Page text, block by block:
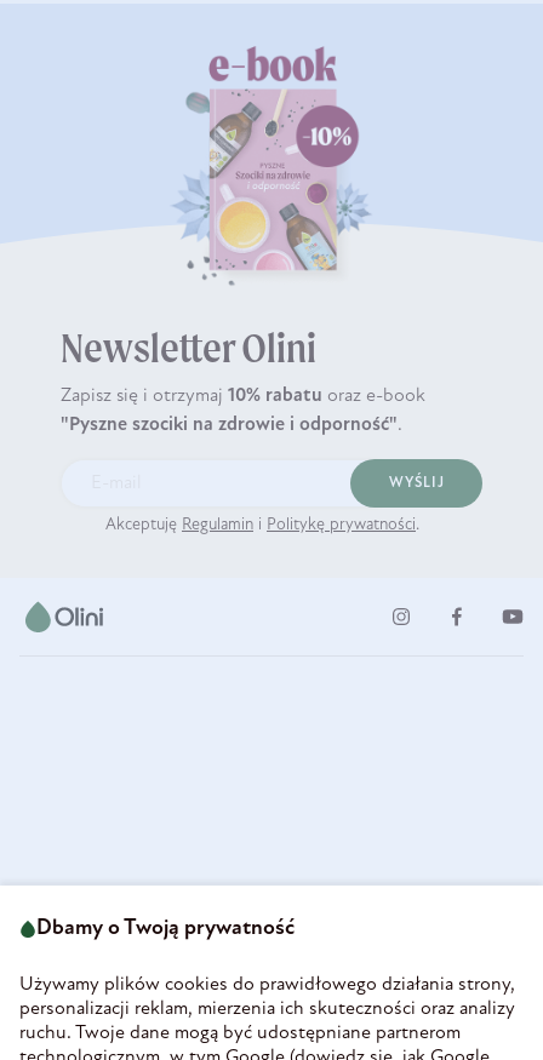
Newsletter Olini
Zapisz się i otrzymaj 10% rabatu oraz e-book
"Pyszne szociki na zdrowie i odporność".
WYŚLIJ
Akceptuję Regulamin i Politykę prywatności.
58-160 Świebodzice
REGON 890213034
INFORMACJE
Dbamy o Twoją prywatność
Używamy plików cookies do prawidłowego działania strony,
personalizacji reklam, mierzenia ich skuteczności oraz analizy
ruchu. Twoje dane mogą być udostępniane partnerom